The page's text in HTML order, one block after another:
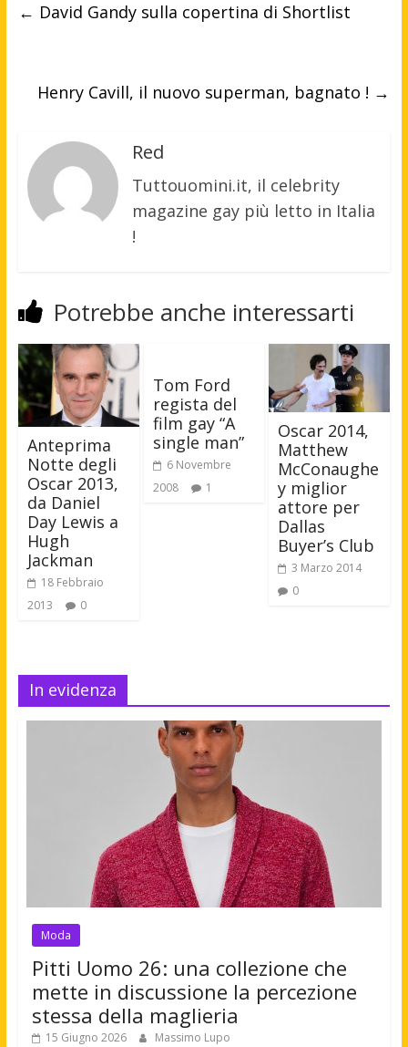
← David Gandy sulla copertina di Shortlist
Henry Cavill, il nuovo superman, bagnato ! →
Red
Tuttouomini.it, il celebrity
magazine gay più letto in Italia
!
Potrebbe anche interessarti
Anteprima
Notte degli
Oscar 2013,
da Daniel
Day Lewis a
Hugh
Jackman
18 Febbraio
2013
0
Tom Ford
regista del
film gay “A
single man”
6 Novembre
2008
1
Oscar 2014,
Matthew
McConaughe
y miglior
attore per
Dallas
Buyer’s Club
3 Marzo 2014
0
In evidenza
Moda
Pitti Uomo 26: una collezione che
mette in discussione la percezione
stessa della maglieria
15 Giugno 2026 Massimo Lupo